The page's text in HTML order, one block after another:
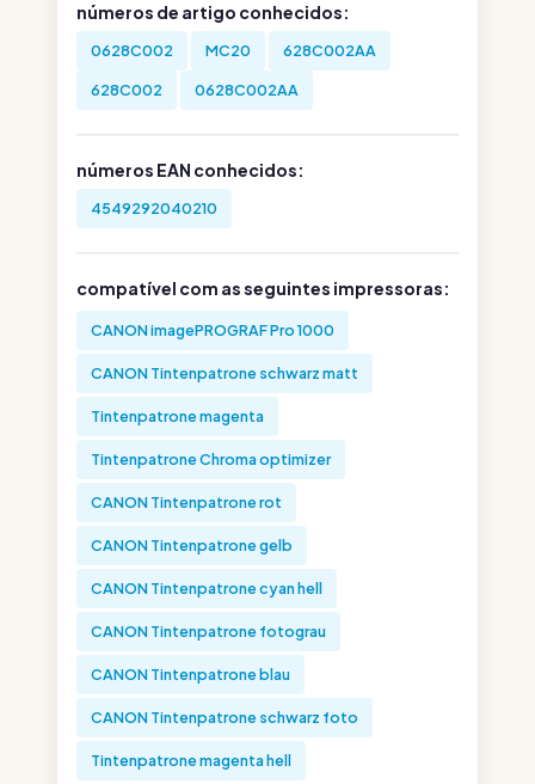
números de artigo conhecidos:
0628C002 MC20 628C002AA
628C002 0628C002AA
números EAN conhecidos:
4549292040210
compatível com as seguintes impressoras:
CANON imagePROGRAF Pro 1000
CANON Tintenpatrone schwarz matt
Tintenpatrone magenta
Tintenpatrone Chroma optimizer
CANON Tintenpatrone rot
CANON Tintenpatrone gelb
CANON Tintenpatrone cyan hell
CANON Tintenpatrone fotograu
CANON Tintenpatrone blau
CANON Tintenpatrone schwarz foto
Tintenpatrone magenta hell